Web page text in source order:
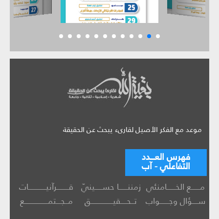
موعد مع الفكر الأصيل لقارىء يبحث عن الحقيقة
فهرس العـــدد
التفاعلي - آب
مــــــع الخــــــامنئي زمننــــــا حســـــينيّ
قــــــــرآنيــــــــــــات
ســــؤال وجــــــواب
تــحــــقيـــــــــــــــق مــجـــتمــــــــــــــــع